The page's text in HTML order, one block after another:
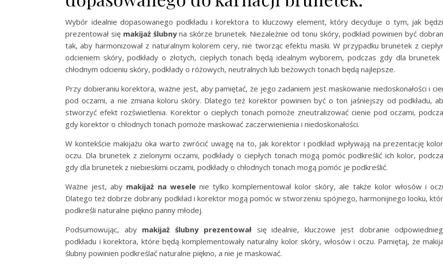
Wybór idealnie dopasowanego podkładu i korektora to kluczowy element, który decyduje o tym, jak
prezentował się makijaż ślubnyna skórze brunetek. Niezależnie od tonu skóry, podkład powinien być
tak, aby harmonizował z naturalnym kolorem cery, nie tworząc efektu maski. W przypadku brunetek z
odcieniem skóry, podkłady o złotych, ciepłych tonach będą idealnym wyborem, podczas gdy dla brunetek
chłodnym odcieniu skóry, podkłady o różowych, neutralnych lub beżowych tonach będą najlepsze.
Przy dobieraniu korektora, ważne jest, aby pamiętać, że jego zadaniem jest maskowanie niedoskonałości i
pod oczami, a nie zmiana koloru skóry. Dlatego też korektor powinien być o ton jaśniejszy od podkładu,
stworzyć efekt rozświetlenia. Korektor o ciepłych tonach pomoże zneutralizować cienie pod oczami,
gdy korektor o chłodnych tonach pomoże maskować zaczerwienienia i niedoskonałości.
W kontekście makijażu oka warto zwrócić uwagę na to, jak korektor i podkład wpływają na prezentację
oczu. Dla brunetek z zielonymi oczami, podkłady o ciepłych tonach mogą pomóc podkreślić ich kolor,
gdy dla brunetek z niebieskimi oczami, podkłady o chłodnych tonach mogą pomóc je podkreślić.
Ważne jest, aby makijaż na weselenie tylko komplementował kolor skóry, ale także kolor włosów i
Dlatego też dobrze dobrany podkład i korektor mogą pomóc w stworzeniu spójnego, harmonijnego looku,
podkreśli naturalne piękno panny młodej.
Podsumowując, aby makijaż ślubny prezentował się idealnie, kluczowe jest dobranie
podkładu i korektora, które będą komplementowały naturalny kolor skóry, włosów i oczu. Pamiętaj, że
ślubny powinien podkreślać naturalne piękno, a nie je maskować.